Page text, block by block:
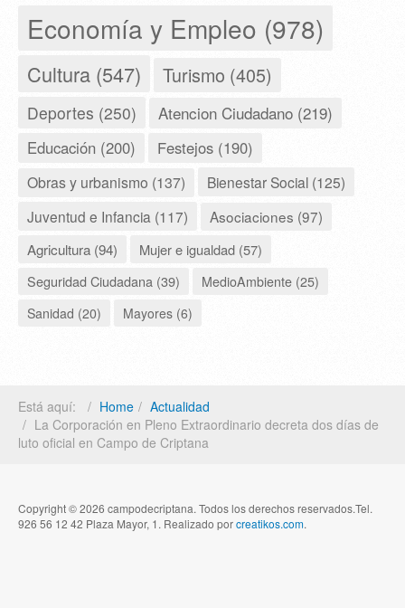
Economía y Empleo (978)
Cultura (547) Turismo (405)
Deportes (250) Atencion Ciudadano (219)
Educación (200) Festejos (190)
Obras y urbanismo (137)
Bienestar Social (125)
Juventud e Infancia (117)
Asociaciones (97)
Agricultura (94)
Mujer e igualdad (57)
Seguridad Ciudadana (39)
MedioAmbiente (25)
Sanidad (20)
Mayores (6)
Está aquí: Home
Actualidad
La Corporación en Pleno Extraordinario decreta dos días de
luto oficial en Campo de Criptana
Copyright © 2026 campodecriptana. Todos los derechos reservados.Tel.
926 56 12 42 Plaza Mayor, 1. Realizado porcreatikos.com.